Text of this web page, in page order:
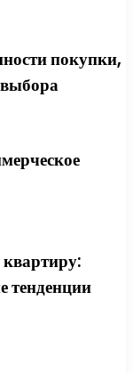
покупки,
тенденции